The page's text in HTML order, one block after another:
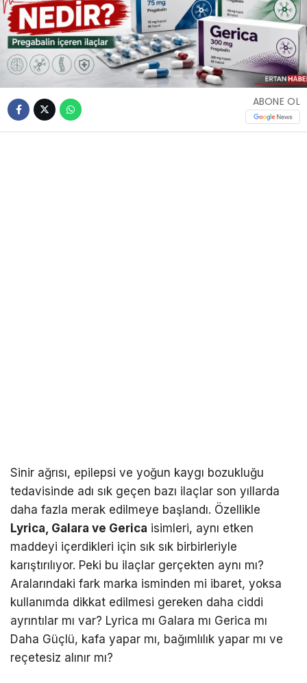
ABONE OL
Sinir ağrısı, epilepsi ve yoğun kaygı bozukluğu
tedavisinde adı sık geçen bazı ilaçlar son yıllarda
daha fazla merak edilmeye başlandı. Özellikle
Lyrica, Galara ve Gerica isimleri, aynı etken
maddeyi içerdikleri için sık sık birbirleriyle
karıştırılıyor. Peki bu ilaçlar gerçekten aynı mı?
Aralarındaki fark marka isminden mi ibaret, yoksa
kullanımda dikkat edilmesi gereken daha ciddi
ayrıntılar mı var? Lyrica mı Galara mı Gerica mı
Daha Güçlü, kafa yapar mı, bağımlılık yapar mı ve
reçetesiz alınır mı?